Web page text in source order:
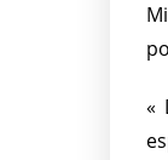
«